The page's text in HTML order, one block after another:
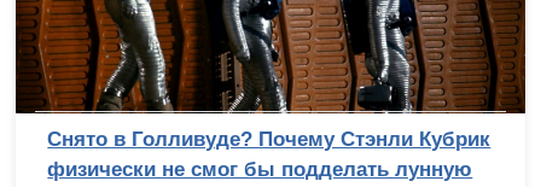
Снято в Голливуде? Почему Стэнли Кубрик
физически не смог бы подделать лунную